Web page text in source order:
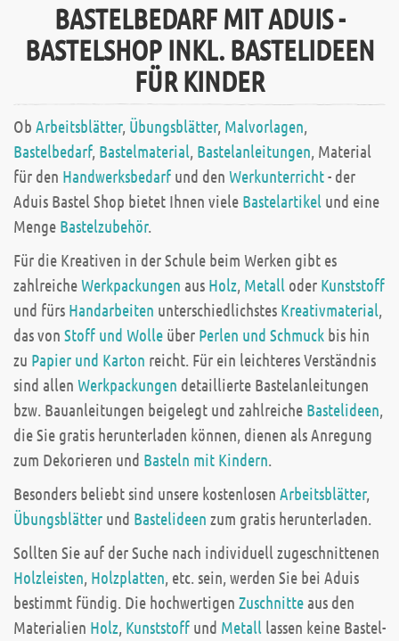
BASTELBEDARF MIT ADUIS -
BASTELSHOP INKL. BASTELIDEEN
FÜR KINDER
Ob Arbeitsblätter, Übungsblätter, Malvorlagen,
Bastelbedarf, Bastelmaterial, Bastelanleitungen, Material
für den Handwerksbedarf und den Werkunterricht- der
Aduis Bastel Shop bietet Ihnen viele Bastelartikel und eine
Menge Bastelzubehör.
Für die Kreativen in der Schule beim Werken gibt es
zahlreicheWerkpackungen aus Holz, Metall oder Kunststoff
und fürs Handarbeiten unterschiedlichstes Kreativmaterial,
das von Stoff und Wolle über Perlen und Schmuck bis hin
zu Papier und Karton reicht. Für ein leichteres Verständnis
sind allen Werkpackungen detaillierte Bastelanleitungen
bzw. Bauanleitungen beigelegt und zahlreiche Bastelideen,
die Sie gratis herunterladen können, dienen als Anregung
zum Dekorieren und Basteln mit Kindern.
Besonders beliebt sind unsere kostenlosen Arbeitsblätter,
Übungsblätter und Bastelideen zum gratis herunterladen.
Sollten Sie auf der Suche nach individuell zugeschnittenen
Holzleisten, Holzplatten, etc. sein, werden Sie bei Aduis
bestimmt fündig. Die hochwertigen Zuschnitteaus den
Materialien Holz, Kunststoff und Metall lassen keine Bastel-